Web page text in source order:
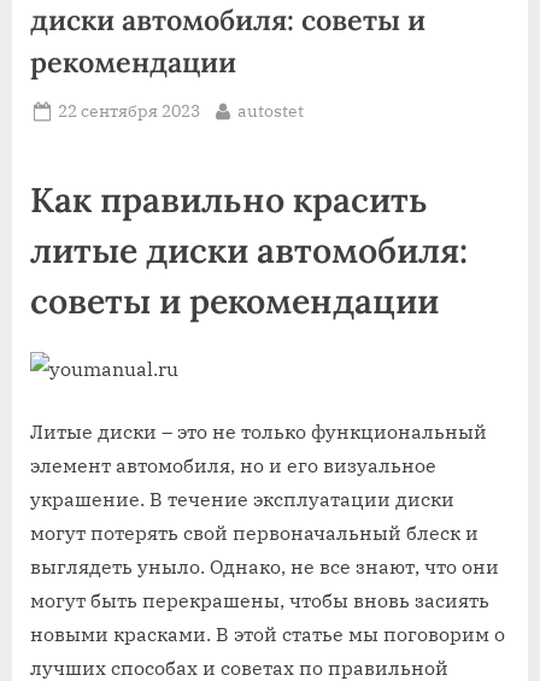
диски автомобиля: советы и
рекомендации
Posted
22 сентября 2023 By
autostet
Как правильно красить
литые диски автомобиля:
советы и рекомендации
Литые диски – это не только функциональный
элемент автомобиля, но и его визуальное
украшение. В течение эксплуатации диски
могут потерять свой первоначальный блеск и
выглядеть уныло. Однако, не все знают, что они
могут быть перекрашены, чтобы вновь засиять
новыми красками. В этой статье мы поговорим о
лучших способах и советах по правильной